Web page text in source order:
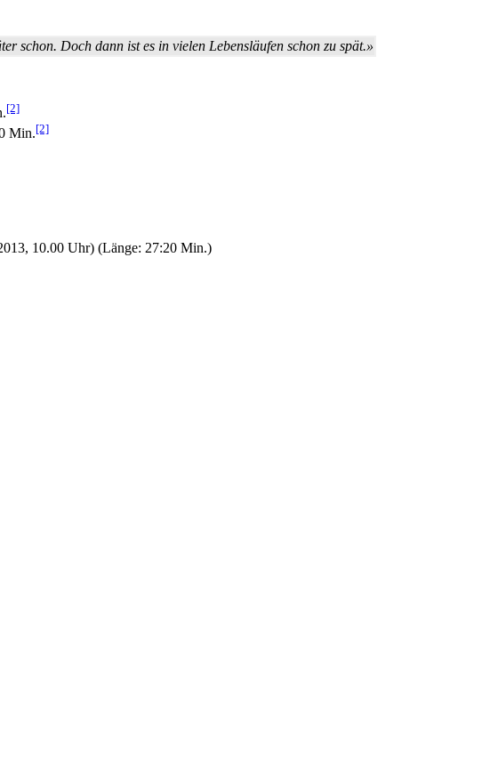
schon. Doch dann ist es in vielen Lebensläufen schon zu spät.»
[2]
Min.[2]
10.00 Uhr) (Länge: 27:20 Min.)